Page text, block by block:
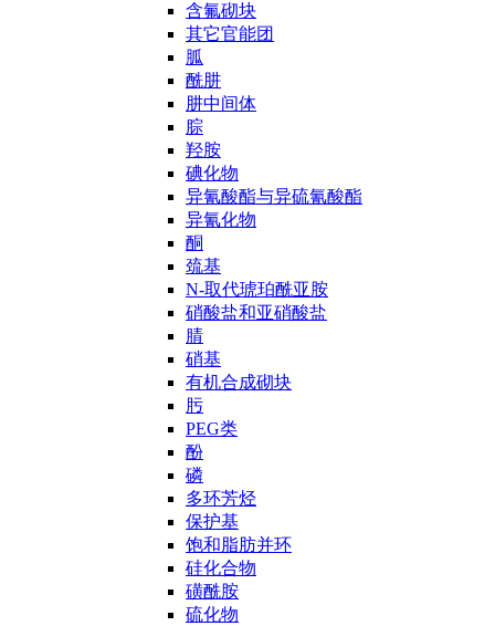
含氟砌块
其它官能团
胍
酰肼
肼中间体
腙
羟胺
碘化物
异氰酸酯与异硫氰酸酯
异氰化物
酮
巯基
N-取代琥珀酰亚胺
硝酸盐和亚硝酸盐
腈
硝基
有机合成砌块
肟
PEG类
酚
磷
多环芳烃
保护基
饱和脂肪并环
硅化合物
磺酰胺
硫化物